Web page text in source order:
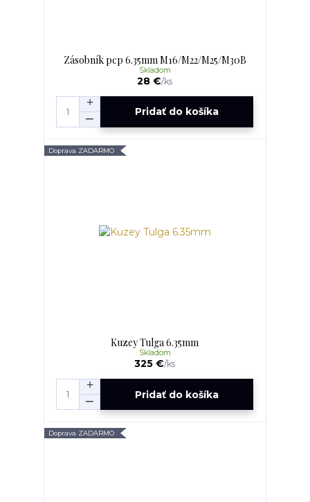
Zásobník pcp 6.35mm M16/M22/M25/M30B
28 €/ks
Skladom
Pridať do košíka
Doprava ZADARMO
Kuzey Tulga 6.35mm
325 €/ks
Skladom
Pridať do košíka
Doprava ZADARMO